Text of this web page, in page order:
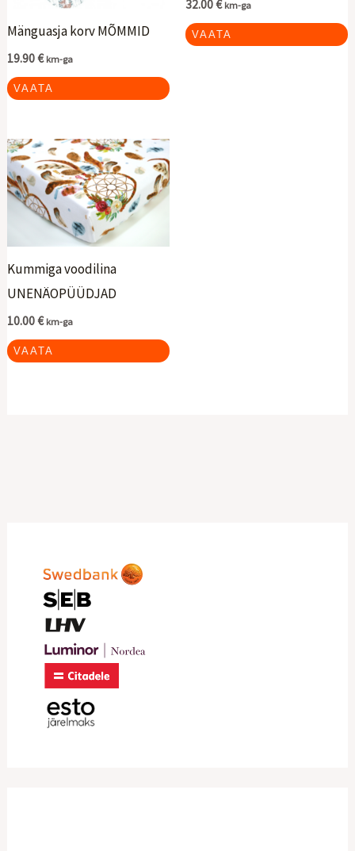
Mänguasja korv MÕMMID
19.90€ km-ga
VAATA
32.00€ km-ga
VAATA
Kummiga voodilina
UNENÄOPÜÜDJAD
10.00€ km-ga
VAATA